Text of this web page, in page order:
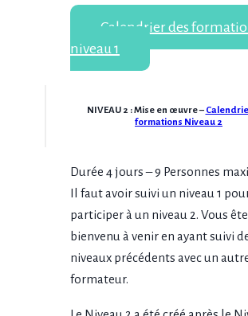
Calendrier des
niveau 1
NIVEAU2 : Mise en œuvre –
formations Niveau 2
Durée 4 jours – 9 Personnes
Il faut avoir suivi un niveau 1
participer à un niveau 2. Vous
bienvenu à venir en ayant suivi
niveaux précédents avec un
formateur.